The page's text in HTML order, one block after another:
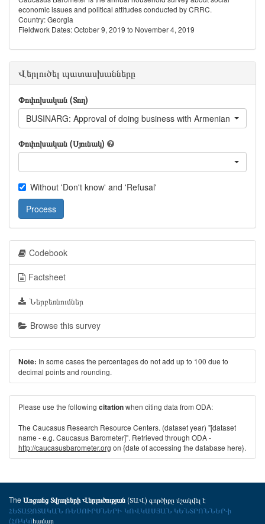
economic issues and political attitudes conducted by CRRC.
Country: Georgia
Fieldwork Dates: October 9, 2019 to November 4, 2019
Վերլուծել պատասխանները
Փոփոխական (Տող)
BUSINARG: Approval of doing business with Armenian living in
Փոփոխական (Սյունակ)
Without 'Don't know' and 'Refusal'
Process
Codebook
Factsheet
Ներբեռնումներ
Browse this survey
Note: In some cases the percentages do not add up to 100 due to
decimal points and rounding.
Please use the following citationwhen citing data from ODA:
The Caucasus Research Resource Centers. (dataset year) "[dataset
name - e.g. Caucasus Barometer]". Retrieved through ODA -
http://caucasusbarometer.org on {date of accessing the database here}.
The Առցանց Տվյալների Վերլուծության(ՏԱՎ) գործիքը մշակվել է
ՀԵՏԱԶՈՏԱԿԱՆ ՌԵՍՈՒՐՍՆԵՐԻ ԿՈՎԿԱՍՅԱՆ ԿԵՆՏՐՈՆՆԵՐ-ի
(ՀՌԿԿ)համար